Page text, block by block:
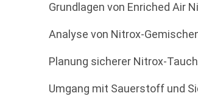
Grundlagen von Enriched Air
Analyse von Nitrox-
Planung sicherer Nitrox-
Umgang mit Sauerstoff und